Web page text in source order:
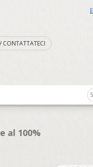
CONTATTATECI
al 100%